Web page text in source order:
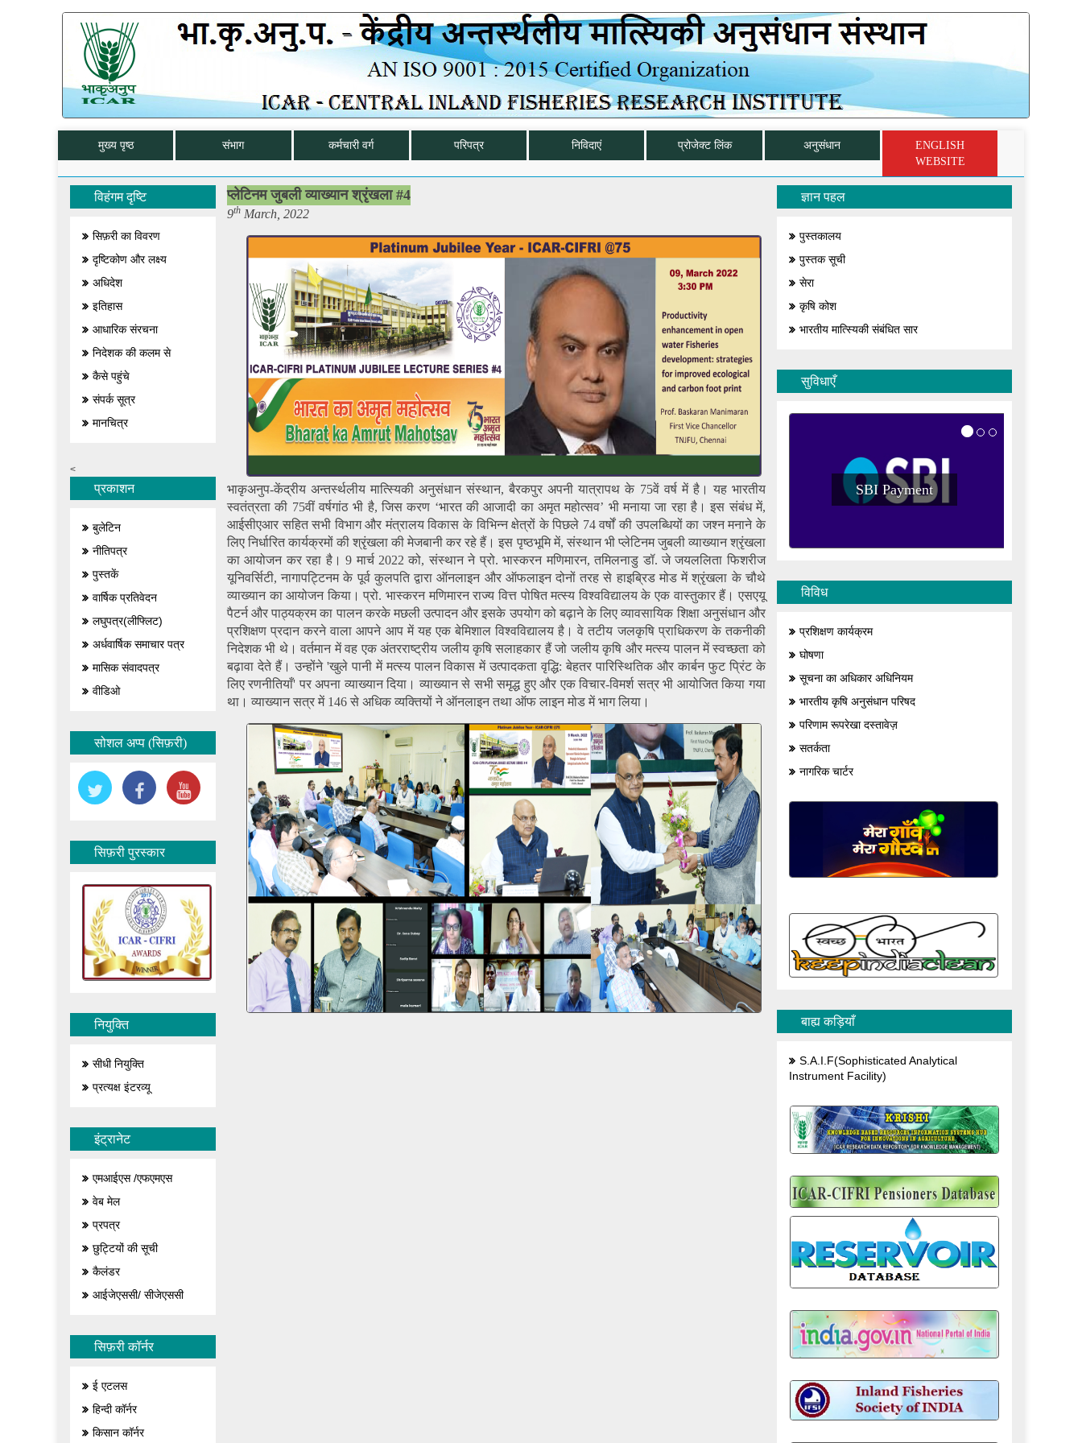
मुख्य पृष्ठ संभाग कर्मचारी वर्ग परिपत्र निविदाएं प्रोजेक्ट लिंक अनुसंधान
ENGLISH
WEBSITE
विहंगम दृष्टि
सिफ़री का विवरण
दृष्टिकोण और लक्ष्य
अधिदेश
इतिहास
आधारिक संरचना
निदेशक की कलम से
कैसे पहुंचे
संपर्क सूत्र
मानचित्र
<
प्रकाशन
बुलेटिन
नीतिपत्र
पुस्तकें
वार्षिक प्रतिवेदन
लघुपत्र(लीफ्लिट)
अर्धवार्षिक समाचार पत्र
मासिक संवादपत्र
वीडिओ
सोशल अप्प (सिफ़री)
सिफ़री पुरस्कार
नियुक्ति
सीधी नियुक्ति
प्रत्यक्ष इंटरव्यू
इंट्रानेट
एमआईएस /एफएमएस
वेब मेल
प्रपत्र
छुट्टियों की सूची
कैलंडर
आईजेएससी/ सीजेएससी
सिफ़री कॉर्नर
ई एटलस
हिन्दी कॉर्नर
किसान कॉर्नर
प्लेटिनम जुबली व्याख्यान श्रृंखला #4
9th March, 2022
भाकृअनुप-केंद्रीय अन्तर्स्थलीय मात्स्यिकी अनुसंधान संस्थान, बैरकपुर अपनी यात्रापथ के 75वें वर्ष में है। यह भारतीय
स्वतंत्रता की 75वीं वर्षगांठ भी है, जिस करण ‘भारत की आजादी का अमृत महोत्सव’ भी मनाया जा रहा है। इस संबंध में,
आईसीएआर सहित सभी विभाग और मंत्रालय विकास के विभिन्न क्षेत्रों के पिछले 74 वर्षों की उपलब्धियों का जश्न मनाने के
लिए निर्धारित कार्यक्रमों की श्रृंखला की मेजबानी कर रहे हैं। इस पृष्ठभूमि में, संस्थान भी प्लेटिनम जुबली व्याख्यान श्रृंखला
का आयोजन कर रहा है। 9 मार्च 2022 को, संस्थान ने प्रो. भास्करन मणिमारन, तमिलनाडु डॉ. जे जयललिता फिशरीज
यूनिवर्सिटी, नागापट्टिनम के पूर्व कुलपति द्वारा ऑनलाइन और ऑफलाइन दोनों तरह से हाइब्रिड मोड में श्रृंखला के चौथे
व्याख्यान का आयोजन किया। प्रो. भास्करन मणिमारन राज्य वित्त पोषित मत्स्य विश्वविद्यालय के एक वास्तुकार हैं। एसएयू
पैटर्न और पाठ्यक्रम का पालन करके मछली उत्पादन और इसके उपयोग को बढ़ाने के लिए व्यावसायिक शिक्षा अनुसंधान और
प्रशिक्षण प्रदान करने वाला आपने आप में यह एक बेमिशाल विश्वविद्यालय है। वे तटीय जलकृषि प्राधिकरण के तकनीकी
निदेशक भी थे। वर्तमान में वह एक अंतरराष्ट्रीय जलीय कृषि सलाहकार हैं जो जलीय कृषि और मत्स्य पालन में स्वच्छता को
बढ़ावा देते हैं। उन्होंने 'खुले पानी में मत्स्य पालन विकास में उत्पादकता वृद्धि: बेहतर पारिस्थितिक और कार्बन फुट प्रिंट के
लिए रणनीतियाँ' पर अपना व्याख्यान दिया। व्याख्यान से सभी समृद्ध हुए और एक विचार-विमर्श सत्र भी आयोजित किया गया
था। व्‍याख्‍यान सत्र में 146 से अधिक व्‍यक्तियों ने ऑनलाइन तथा ऑफ लाइन मोड में भाग लिया।
ज्ञान पहल
पुस्तकालय
पुस्तक सूची
सेरा
कृषि कोश
भारतीय मात्स्यिकी संबंधित सार
सुविधाएँ
SBI Payment
विविध
प्रशिक्षण कार्यक्रम
घोषणा
सूचना का अधिकार अधिनियम
भारतीय कृषि अनुसंधान परिषद
परिणाम रूपरेखा दस्तावेज़
सतर्कता
नागरिक चार्टर
बाह्य कड़ियाँ
S.A.I.F(Sophisticated Analytical
Instrument Facility)